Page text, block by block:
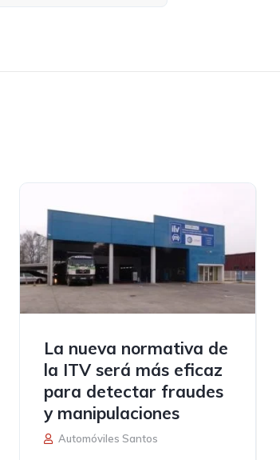
La nueva normativa de
la ITV será más eficaz
para detectar fraudes
y manipulaciones
Automóviles Santos